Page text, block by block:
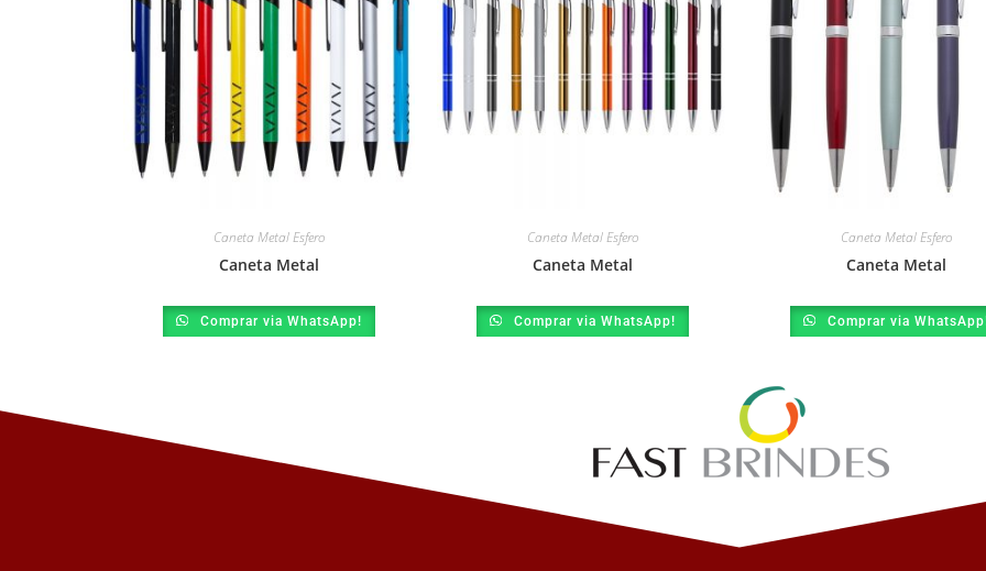
Caneta Metal Esfero
Caneta Metal
Comprar via WhatsApp!
Caneta Metal Esfero
Caneta Metal
Comprar via WhatsApp!
Caneta Metal Esfero
Caneta Metal
Comprar via